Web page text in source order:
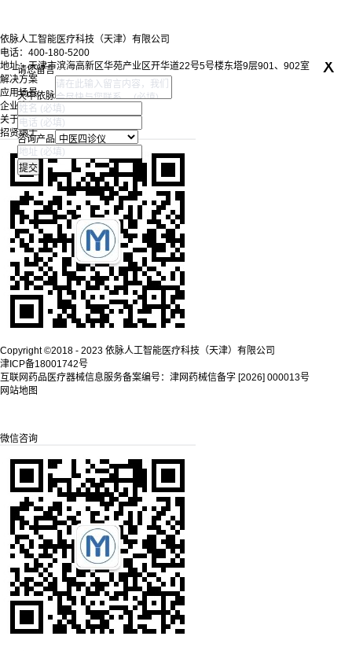
依脉人工智能医疗科技（天津）有限公司
电话：400-180-5200
地址：天津市滨海高新区华苑产业区开华道22号5号楼东塔9层901、902室
解决方案
应用场景
企业资讯
关于我们
招贤纳士
Copyright ©2018 - 2023 依脉人工智能医疗科技（天津）有限公司
津ICP备18001742号
互联网药品医疗器械信息服务备案编号：津网药械信备字 [2026] 000013号
网站地图
请您留言 x
天中依脉
咨询产品
微信咨询